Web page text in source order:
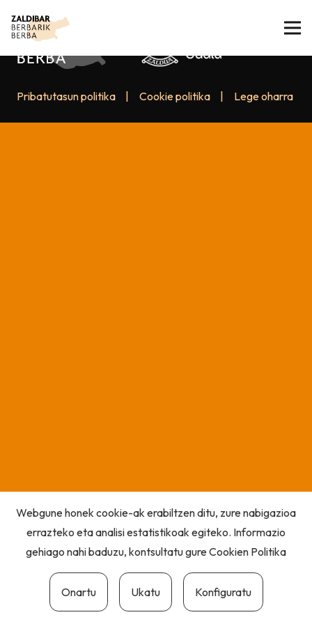
Pribatutasun politika Cookie politika Lege oharra
Webgune honek cookie-ak erabiltzen ditu, zure nabigazioa
errazteko eta analisi estatistikoak egiteko. Informazio
gehiago nahi baduzu, kontsultatu gureCookien Politika
Onartu Ukatu Konfiguratu